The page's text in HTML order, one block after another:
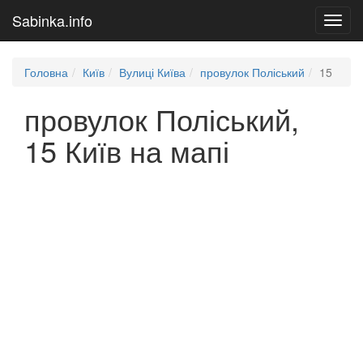
Sabinka.info
Головна Київ Вулиці Київа провулок Поліський 15
провулок Поліський,
15 Київ на мапі